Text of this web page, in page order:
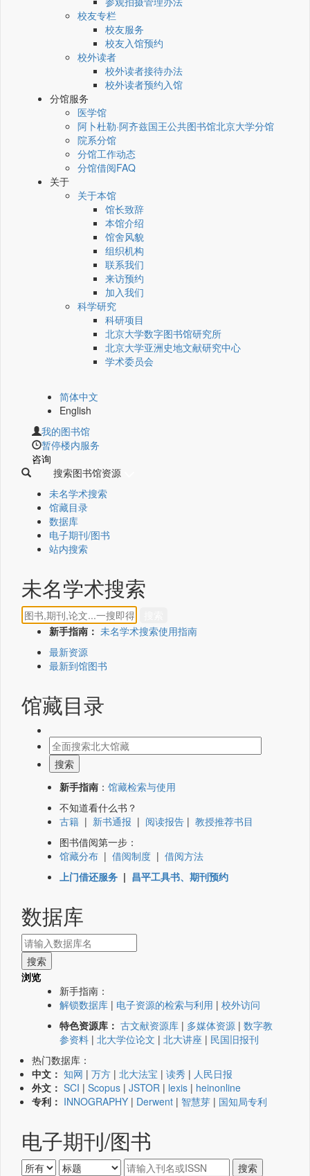
校友专栏
校友服务
校友入馆预约
校外读者
校外读者接待办法
校外读者预约入馆
分馆服务
医学馆
阿卜杜勒·阿齐兹国王公共图书馆北京大学分馆
院系分馆
分馆工作动态
分馆借阅FAQ
关于
关于本馆
馆长致辞
本馆介绍
馆舍风貌
组织机构
联系我们
来访预约
加入我们
科学研究
科研项目
北京大学数字图书馆研究所
北京大学亚洲史地文献研究中心
学术委员会
简体中文
English
我的图书馆
暂停楼内服务
咨询
搜索图书馆资源
未名学术搜索
馆藏目录
数据库
电子期刊/图书
站内搜索
未名学术搜索
新手指南： 未名学术搜索使用指南
最新资源
最新到馆图书
馆藏目录
新手指南 ： 馆藏检索与使用
不知道看什么书？
古籍 | 新书通报 | 阅读报告 | 教授推荐书目
图书借阅第一步：
馆藏分布 | 借阅制度 | 借阅方法
上门借还服务 | 昌平工具书、期刊预约
数据库
浏览
新手指南：
解锁数据库 | 电子资源的检索与利用 | 校外访问
特色资源库： 古文献资源库 | 多媒体资源 | 数字教
参资料 | 北大学位论文 | 北大讲座 | 民国旧报刊
热门数据库：
中文： 知网 | 万方 | 北大法宝 | 读秀 | 人民日报
外文： SCI | Scopus | JSTOR | lexis | heinonline
专利： INNOGRAPHY | Derwent | 智慧芽 | 国知局专利
电子期刊/图书